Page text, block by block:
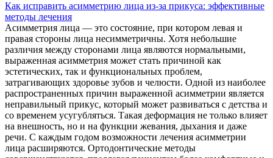
Как исправить асимметрию лица из-за прикуса: эффективные
методы лечения
Асимметрия лица — это состояние, при котором левая и
правая стороны лица несимметричны. Хотя небольшие
различия между сторонами лица являются нормальными,
выраженная асимметрия может стать причиной как
эстетических, так и функциональных проблем,
затрагивающих здоровье зубов и челюсти. Одной из наиболее
распространенных причин выраженной асимметрии является
неправильный прикус, который может развиваться с детства и
со временем усугубляться. Такая деформация не только влияет
на внешность, но и на функции жевания, дыхания и даже
речи. С каждым годом возможности лечения асимметрии
лица расширяются. Ортодонтические методы